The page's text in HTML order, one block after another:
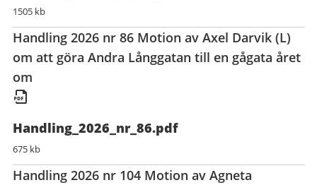
1505 kb
Handling 2026 nr 86 Motion av Axel Darvik (L)
om att göra Andra Långgatan till en gågata året
om
Handling_2026_nr_86.pdf
675 kb
Handling 2026 nr 104 Motion av Agneta